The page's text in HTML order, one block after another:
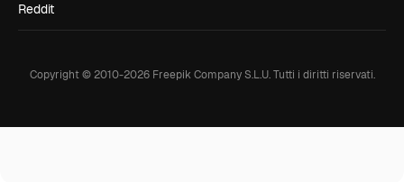
Reddit
Copyright © 2010-2026Freepik Company S.L.U. Tutti i diritti riservati.